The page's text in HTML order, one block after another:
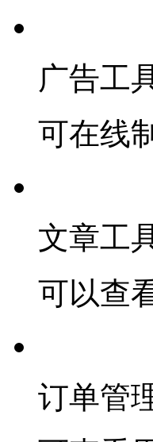
广告工
可在线
文章工
可以查
订单管